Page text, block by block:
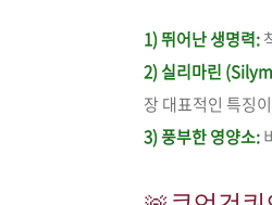
1) 뛰어난 생명력:
2) 실리마린
장 대표적인 특징
3) 풍부한 영양소: